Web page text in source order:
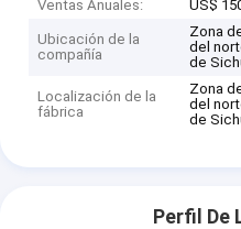
Ventas Anuales:
US$
Ubicación de la
compañía
Zona
del
de
Localización de la
fábrica
Zona
del
de
Perfil De